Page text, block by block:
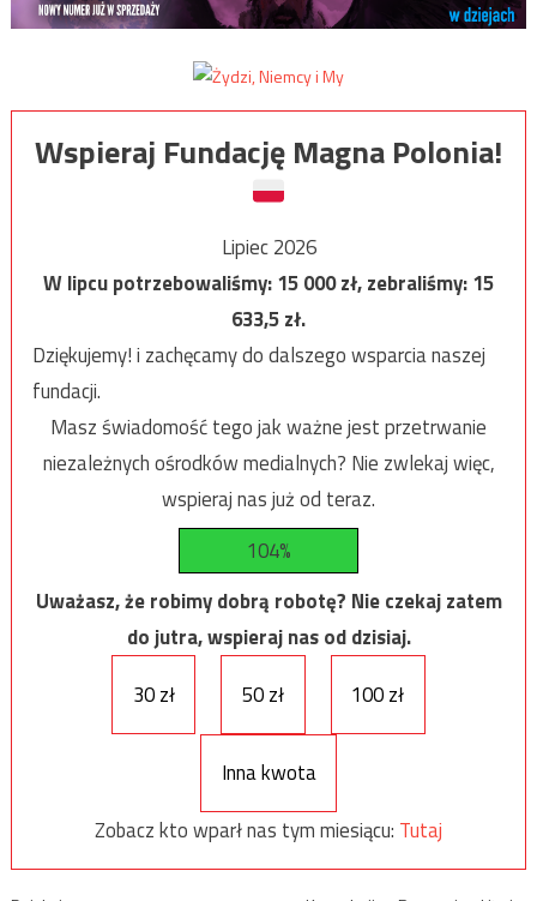
Wspieraj Fundację Magna Polonia!
Lipiec 2026
W lipcu potrzebowaliśmy:15 000zł, zebraliśmy:15
633,5zł.
Dziękujemy! i zachęcamy do dalszego wsparcia naszej
fundacji.
Masz świadomość tego jak ważne jest przetrwanie
niezależnych ośrodków medialnych? Nie zwlekaj więc,
wspieraj nas już od teraz.
104%
Uważasz, że robimy dobrą robotę? Nie czekaj zatem
do jutra, wspieraj nas od dzisiaj.
30 zł
50 zł 100 zł
Inna kwota
Zobacz kto wparł nas tym miesiącu: Tutaj